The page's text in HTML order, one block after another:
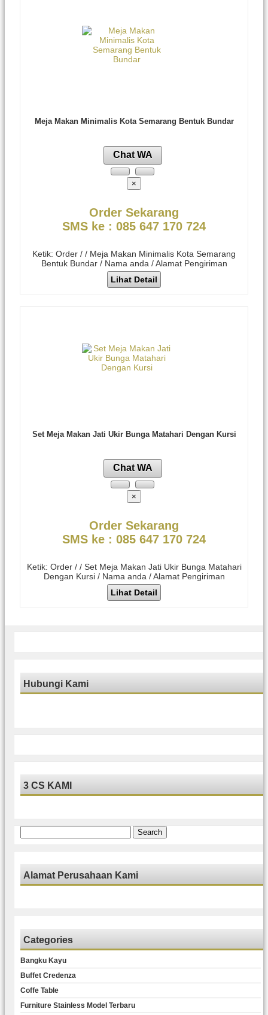
Meja Makan Minimalis Kota Semarang Bentuk Bundar
Chat WA
×
Order Sekarang
SMS ke : 085 647 170 724
Ketik: Order / / Meja Makan Minimalis Kota Semarang
Bentuk Bundar / Nama anda / Alamat Pengiriman
Lihat Detail
Set Meja Makan Jati Ukir Bunga Matahari Dengan Kursi
Chat WA
×
Order Sekarang
SMS ke : 085 647 170 724
Ketik: Order / / Set Meja Makan Jati Ukir Bunga Matahari
Dengan Kursi / Nama anda / Alamat Pengiriman
Lihat Detail
Hubungi Kami
3 CS KAMI
for:
Alamat Perusahaan Kami
Categories
Bangku Kayu
Buffet Credenza
Coffe Table
Furniture Stainless Model Terbaru